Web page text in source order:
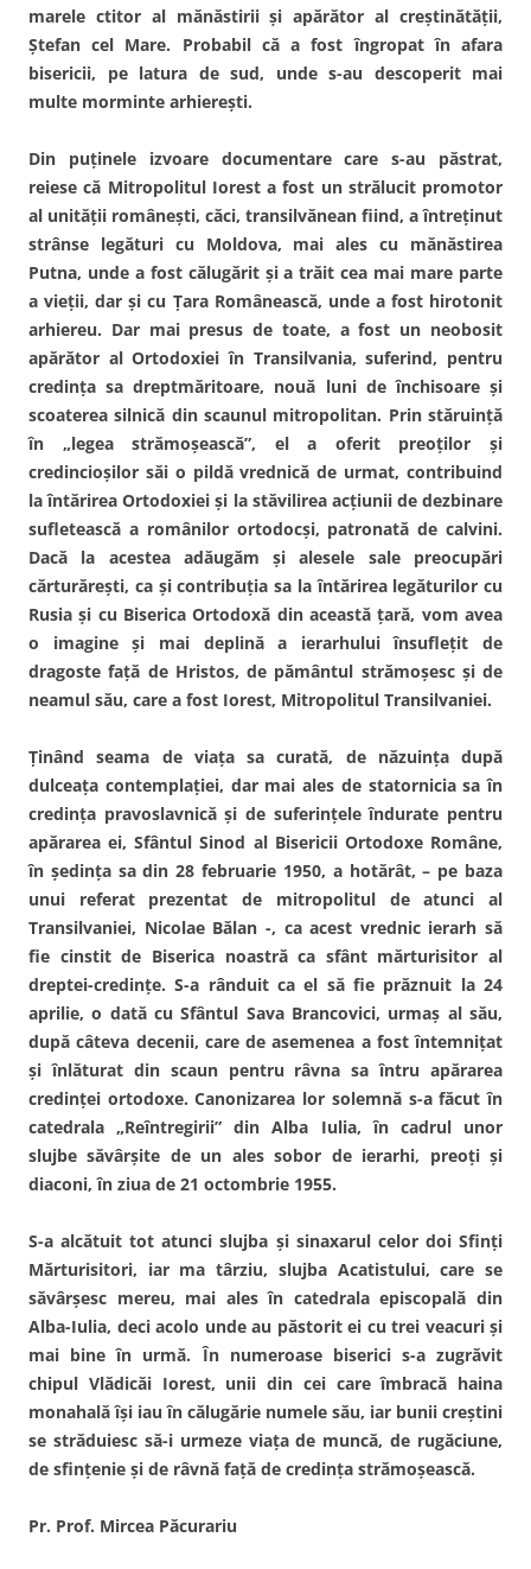
marele ctitor al mănăstirii şi apărător al creştinătăţii,
Ştefan cel Mare. Probabil că a fost îngropat în afara
bisericii, pe latura de sud, unde s-au descoperit mai
multe morminte arhiereşti.
Din puţinele izvoare documentare care s-au păstrat,
reiese că Mitropolitul Iorest a fost un strălucit promotor
al unităţii româneşti, căci, transilvănean fiind, a întreţinut
strânse legături cu Moldova, mai ales cu mănăstirea
Putna, unde a fost călugărit şi a trăit cea mai mare parte
a vieţii, dar şi cu Ţara Românească, unde a fost hirotonit
arhiereu. Dar mai presus de toate, a fost un neobosit
apărător al Ortodoxiei în Transilvania, suferind, pentru
credinţa sa dreptmăritoare, nouă luni de închisoare şi
scoaterea silnică din scaunul mitropolitan. Prin stăruinţă
în „legea strămoşească”, el a oferit preoţilor şi
credincioşilor săi o pildă vrednică de urmat, contribuind
la întărirea Ortodoxiei şi la stăvilirea acţiunii de dezbinare
sufletească a românilor ortodocşi, patronată de calvini.
Dacă la acestea adăugăm şi alesele sale preocupări
cărturăreşti, ca şi contribuţia sa la întărirea legăturilor cu
Rusia şi cu Biserica Ortodoxă din această ţară, vom avea
o imagine şi mai deplină a ierarhului însufleţit de
dragoste faţă de Hristos, de pământul strămoşesc şi de
neamul său, care a fost Iorest, Mitropolitul Transilvaniei.
Ţinând seama de viaţa sa curată, de năzuinţa după
dulceaţa contemplaţiei, dar mai ales de statornicia sa în
credinţa pravoslavnică şi de suferinţele îndurate pentru
apărarea ei, Sfântul Sinod al Bisericii Ortodoxe Române,
în şedinţa sa din 28 februarie 1950, a hotărât, – pe baza
unui referat prezentat de mitropolitul de atunci al
Transilvaniei, Nicolae Bălan -, ca acest vrednic ierarh să
fie cinstit de Biserica noastră ca sfânt mărturisitor al
dreptei-credinţe. S-a rânduit ca el să fie prăznuit la 24
aprilie, o dată cu Sfântul Sava Brancovici, urmaş al său,
după câteva decenii, care de asemenea a fost întemniţat
şi înlăturat din scaun pentru râvna sa întru apărarea
credinţei ortodoxe. Canonizarea lor solemnă s-a făcut în
catedrala „Reîntregirii” din Alba Iulia, în cadrul unor
slujbe săvârşite de un ales sobor de ierarhi, preoţi şi
diaconi, în ziua de 21 octombrie 1955.
S-a alcătuit tot atunci slujba şi sinaxarul celor doi Sfinţi
Mărturisitori, iar ma târziu, slujba Acatistului, care se
săvârşesc mereu, mai ales în catedrala episcopală din
Alba-Iulia, deci acolo unde au păstorit ei cu trei veacuri şi
mai bine în urmă. În numeroase biserici s-a zugrăvit
chipul Vlădicăi Iorest, unii din cei care îmbracă haina
monahală îşi iau în călugărie numele său, iar bunii creştini
se străduiesc să-i urmeze viaţa de muncă, de rugăciune,
de sfinţenie şi de râvnă faţă de credinţa strămoşească.
Pr. Prof. Mircea Păcurariu